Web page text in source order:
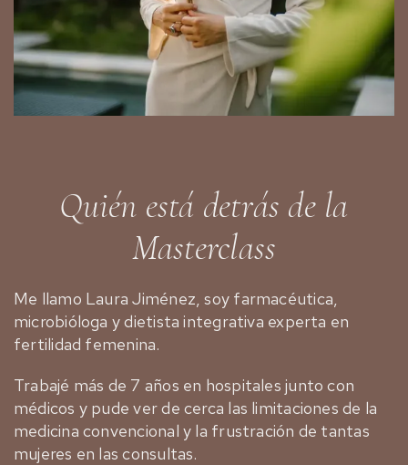
Quién está detrás de la
Masterclass
Me llamo Laura Jiménez, soy farmacéutica,
microbióloga y dietista integrativa experta en
fertilidad femenina.
Trabajé más de 7 años en hospitales junto con
médicos y pude ver de cerca las limitaciones de la
medicina convencional y la frustración de tantas
mujeres en las consultas.